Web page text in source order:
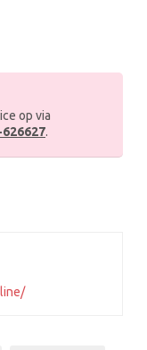
op via
.